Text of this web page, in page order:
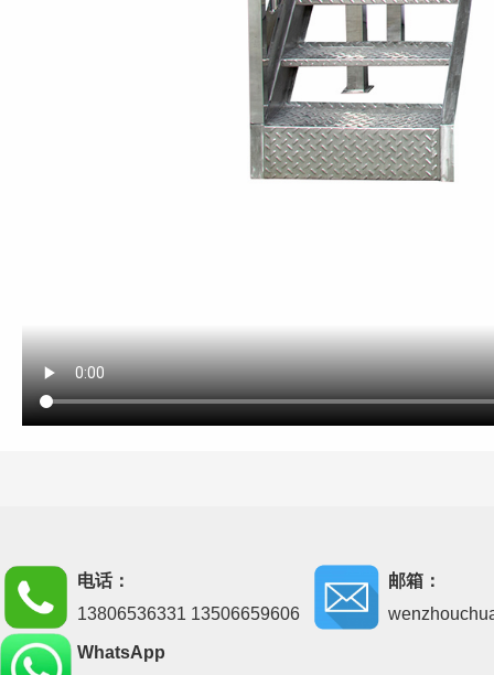
电话：
13806536331 13506659606
邮箱：
WhatsApp